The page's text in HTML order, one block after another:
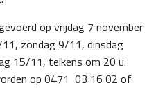
op vrijdag 7 november
zondag 9/11, dinsdag
15/11, telkens om 20 u.
op 0471 03 16 02 of